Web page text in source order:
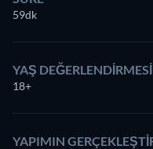
59dk
YAŞ DEĞERLENDIRMESI
18+
YAPIMIN